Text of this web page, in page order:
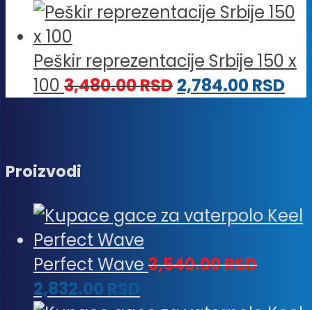
Peškir reprezentacije Srbije 150 x
100 3,480.00RSD 2,784.00RSD
Proizvodi
Perfect Wave 3,540.00RSD
2,832.00 RSD